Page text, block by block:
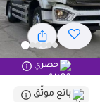
حصري
بائع موثّق